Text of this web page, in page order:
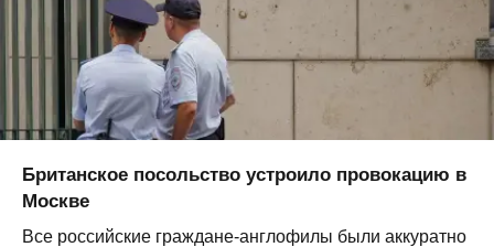
Британское посольство устроило провокацию в
Москве
Все российские граждане-англофилы были аккуратно